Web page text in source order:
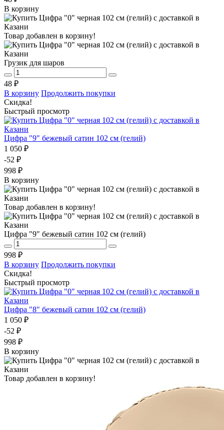
В корзину
Товар добавлен в корзину!
Грузик для шаров
48 ₽
В корзину Продолжить покупки
Скидка!
Быстрый просмотр
Цифра "9" бежевый сатин 102 см (гелий)
1 050 ₽
-52 ₽
998 ₽
В корзину
Товар добавлен в корзину!
Цифра "9" бежевый сатин 102 см (гелий)
998 ₽
В корзину Продолжить покупки
Скидка!
Быстрый просмотр
Цифра "8" бежевый сатин 102 см (гелий)
1 050 ₽
-52 ₽
998 ₽
В корзину
Товар добавлен в корзину!